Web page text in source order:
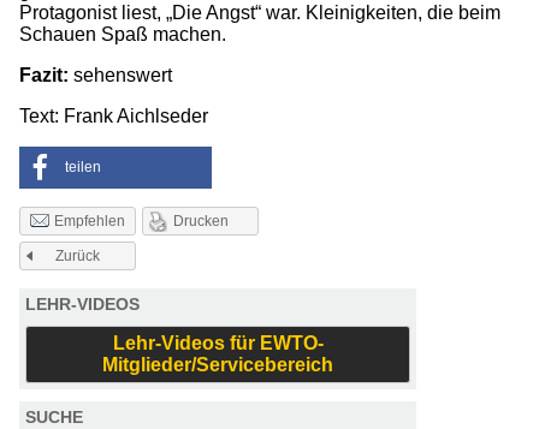
Protagonist liest, „Die Angst“ war. Kleinigkeiten, die beim
Schauen Spaß machen.
Fazit: sehenswert
Text: Frank Aichlseder
teilen
Empfehlen Drucken
Zurück
LEHR-VIDEOS
Lehr-Videos für EWTO-
Mitglieder/Servicebereich
SUCHE